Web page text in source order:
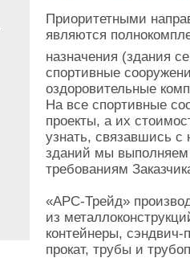
Приоритетными
являются
назначения (здания
спортивные
оздоровительные
На все спортивные
проекты, а их
узнать, связавшись
зданий мы
требованиям
«АРС-Трейд»
из
контейнеры,
прокат, трубы и